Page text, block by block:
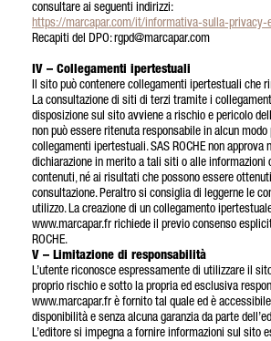
consultare ai seguenti indirizzi:
https://marcapar.com/it/informativa-sulla-
Recapiti del DPO: rgpd@marcapar.com
IV – Collegamenti ipertestuali
Il sito può contenere collegamenti ipertestuali che
La consultazione di siti di terzi tramite i
disposizione sul sito avviene a rischio e pericolo
non può essere ritenuta responsabile in alcun
collegamenti ipertestuali. SAS ROCHE non approva
dichiarazione in merito a tali siti o alle informazioni
contenuti, né ai risultati che possono essere
consultazione. Peraltro si consiglia di leggerne le
utilizzo. La creazione di un collegamento
www.marcapar.fr richiede il previo consenso
ROCHE.
V – Limitazione di responsabilità
L’utente riconosce espressamente di utilizzare il
proprio rischio e sotto la propria ed esclusiva
www.marcapar.fr è fornito tal quale ed è
disponibilità e senza alcuna garanzia da parte
L’editore si impegna a fornire informazioni sul sito